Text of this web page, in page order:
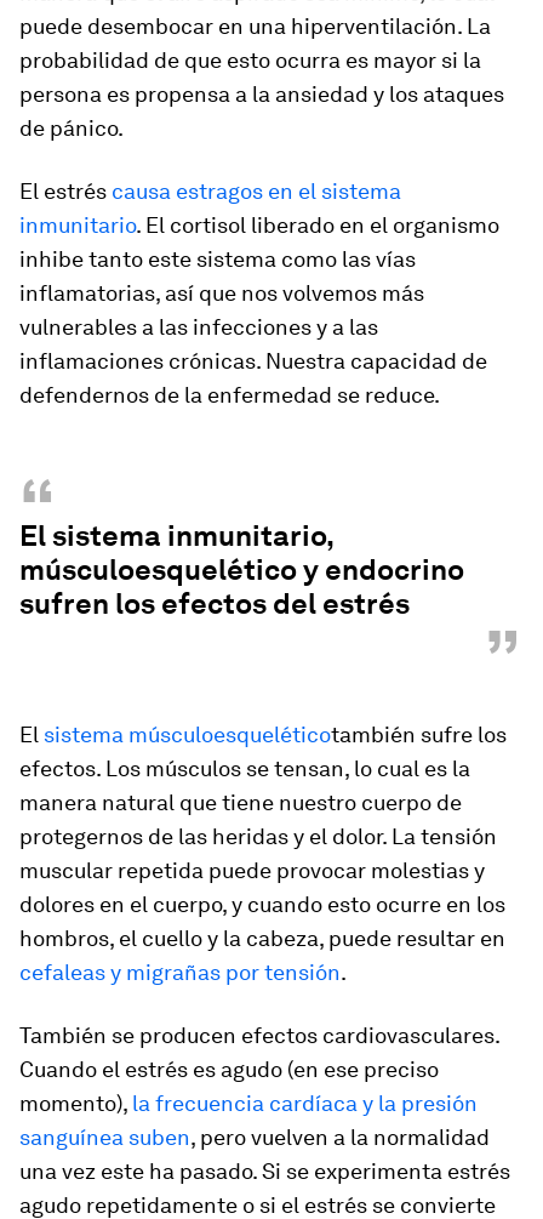
puede desembocar en una hiperventilación. La
probabilidad de que esto ocurra es mayor si la
persona es propensa a la ansiedad y los ataques
de pánico.
El estrés causa estragos en el sistema
inmunitario. El cortisol liberado en el organismo
inhibe tanto este sistema como las vías
inflamatorias, así que nos volvemos más
vulnerables a las infecciones y a las
inflamaciones crónicas. Nuestra capacidad de
defendernos de la enfermedad se reduce.
“
El sistema inmunitario,
músculoesquelético y endocrino
sufren los efectos del estrés
”
El sistema músculoesqueléticotambién sufre los
efectos. Los músculos se tensan, lo cual es la
manera natural que tiene nuestro cuerpo de
protegernos de las heridas y el dolor. La tensión
muscular repetida puede provocar molestias y
dolores en el cuerpo, y cuando esto ocurre en los
hombros, el cuello y la cabeza, puede resultar en
cefaleas y migrañas por tensión.
También se producen efectos cardiovasculares.
Cuando el estrés es agudo (en ese preciso
momento), la frecuencia cardíaca y la presión
sanguínea suben, pero vuelven a la normalidad
una vez este ha pasado. Si se experimenta estrés
agudo repetidamente o si el estrés se convierte